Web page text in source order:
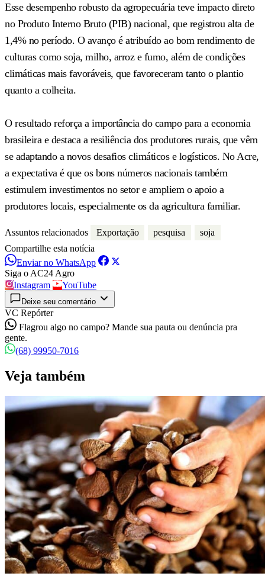
Esse desempenho robusto da agropecuária teve impacto direto
no Produto Interno Bruto (PIB) nacional, que registrou alta de
1,4% no período. O avanço é atribuído ao bom rendimento de
culturas como soja, milho, arroz e fumo, além de condições
climáticas mais favoráveis, que favoreceram tanto o plantio
quanto a colheita.
O resultado reforça a importância do campo para a economia
brasileira e destaca a resiliência dos produtores rurais, que vêm
se adaptando a novos desafios climáticos e logísticos. No Acre,
a expectativa é que os bons números nacionais também
estimulem investimentos no setor e ampliem o apoio a
produtores locais, especialmente os da agricultura familiar.
Assuntos relacionados Exportação pesquisa
soja
Compartilhe esta notícia
Enviar no WhatsApp
Siga o AC24 Agro
Instagram
YouTube
Deixe seu comentário
VC Repórter
Flagrou algo no campo? Mande sua pauta ou denúncia pra
gente.
(68) 99950-7016
Veja também